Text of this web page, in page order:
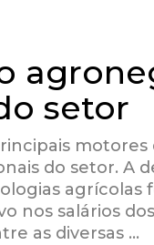
setor
motores
do setor. A
agrícolas
nos salários
as diversas …